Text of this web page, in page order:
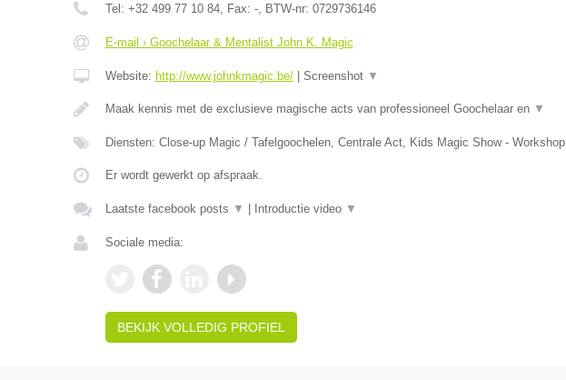
Tel: +32 499 77 10 84, Fax: -, BTW-nr: 0729736146
E-mail › Goochelaar & Mentalist John K. Magic
Website: http://www.johnkmagic.be/| Screenshot ▼
Maak kennis met de exclusieve magische acts van professioneel Goochelaar en ▼
Diensten: Close-up Magic / Tafelgoochelen, Centrale Act, Kids Magic Show - Workshop
Er wordt gewerkt op afspraak.
Laatste facebook posts ▼ Introductie video ▼
Sociale media:
BEKIJK VOLLEDIG PROFIEL